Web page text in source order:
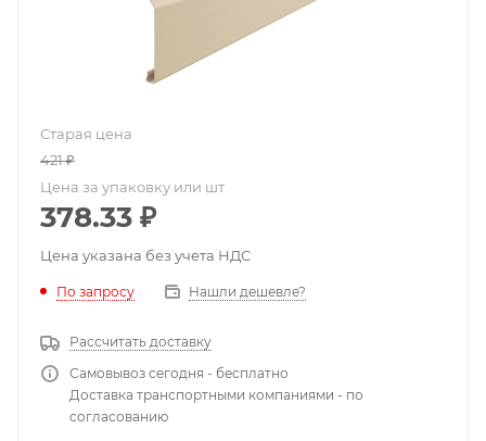
Старая цена
421₽
Цена за упаковку или шт
378.33 ₽
Цена указана без учета НДС
По запросу Нашли дешевле?
Рассчитать доставку
Самовывоз сегодня - бесплатно
Доставка транспортными компаниями - по
согласованию